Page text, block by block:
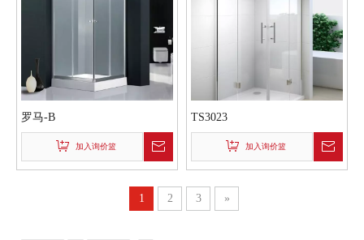
罗马-B
加入询价篮
TS3023
加入询价篮
1 2 3 »